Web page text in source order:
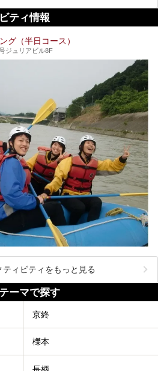
行けるおすすめのスーパー銭湯を5つご紹介
す。
を含む「紀伊山地の霊場と参詣道」はユネス
登録されており、修験道の霊場として荘厳な
のある霊験あらたかな吉野の湯で、春を感
いかがでしょう。
野のおすすめ温泉を紹介いたします！
ティ情報
グ（半日コース）
ジュリアビル8F
ティビティをもっと見る
ーマで探す
京終
櫟本